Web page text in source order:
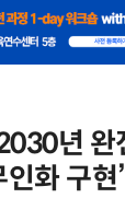
년 완
화 구현